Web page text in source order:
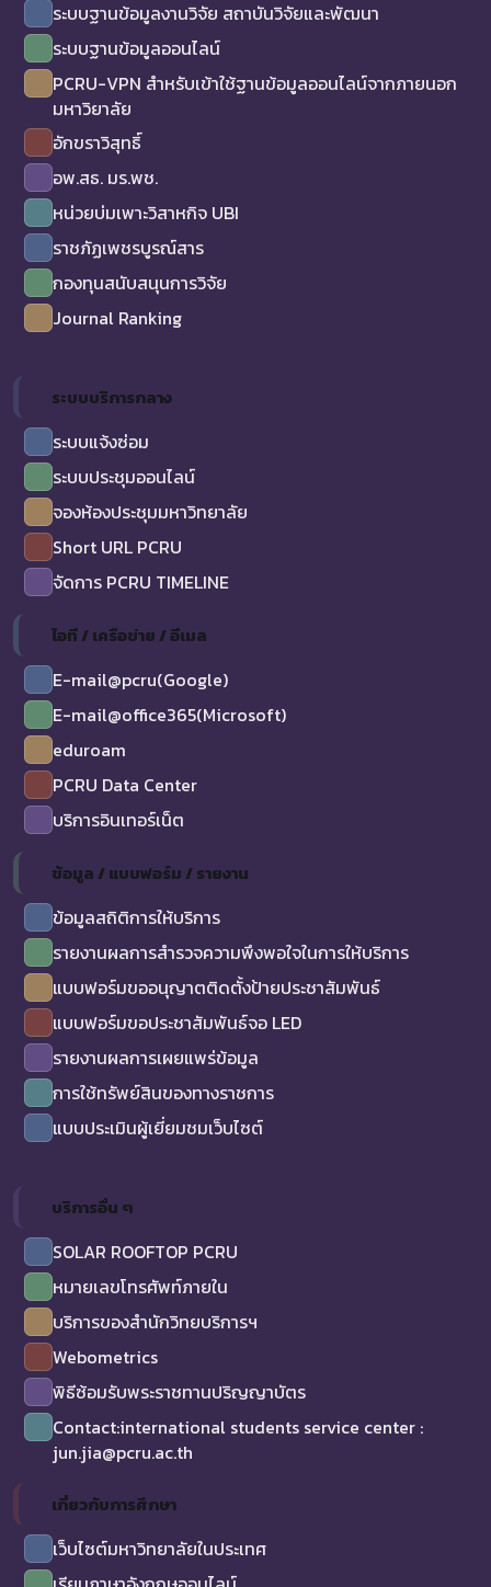
ระบบฐานข้อมูลงานวิจัย สถาบันวิจัยและพัฒนา
ระบบฐานข้อมูลออนไลน์
PCRU-VPN สำหรับเข้าใช้ฐานข้อมูลออนไลน์จากภายนอก
มหาวิยาลัย
อักขราวิสุทธิ์
อพ.สธ. มร.พช.
หน่วยบ่มเพาะวิสาหกิจ UBI
ราชภัฏเพชรบูรณ์สาร
กองทุนสนับสนุนการวิจัย
Journal Ranking
ระบบบริการกลาง
ระบบแจ้งซ่อม
ระบบประชุมออนไลน์
จองห้องประชุมมหาวิทยาลัย
Short URL PCRU
จัดการ PCRU TIMELINE
ไอที / เครือข่าย / อีเมล
E-mail@pcru(Google)
E-mail@office365(Microsoft)
eduroam
PCRU Data Center
บริการอินเทอร์เน็ต
ข้อมูล / แบบฟอร์ม / รายงาน
ข้อมูลสถิติการให้บริการ
รายงานผลการสำรวจความพึงพอใจในการให้บริการ
แบบฟอร์มขออนุญาตติดตั้งป้ายประชาสัมพันธ์
แบบฟอร์มขอประชาสัมพันธ์จอ LED
รายงานผลการเผยแพร่ข้อมูล
การใช้ทรัพย์สินของทางราชการ
แบบประเมินผู้เยี่ยมชมเว็บไซต์
บริการอื่น ๆ
SOLAR ROOFTOP PCRU
หมายเลขโทรศัพท์ภายใน
บริการของสำนักวิทยบริการฯ
Webometrics
พิธีซ้อมรับพระราชทานปริญญาบัตร
Contact:international students service center :
jun.jia@pcru.ac.th
เกี่ยวกับการศึกษา
เว็บไซต์มหาวิทยาลัยในประเทศ